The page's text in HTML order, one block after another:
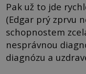
Pak už to jde
(Edgar prý zprvu
schopnostem
nesprávnou
diagnózu a